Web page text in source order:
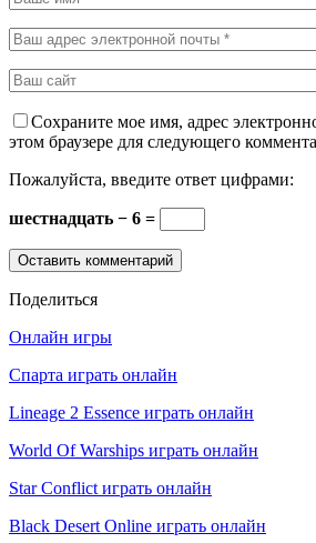
Сохраните мое имя, адрес
этом браузере для следующего
Пожалуйста, введите ответ цифрами:
шестнадцать − 6 =
Поделиться
Онлайн игры
Спарта играть онлайн
Lineage 2 Essence играть онлайн
World Of Warships играть онлайн
Star Conflict играть онлайн
Black Desert Online играть онлайн